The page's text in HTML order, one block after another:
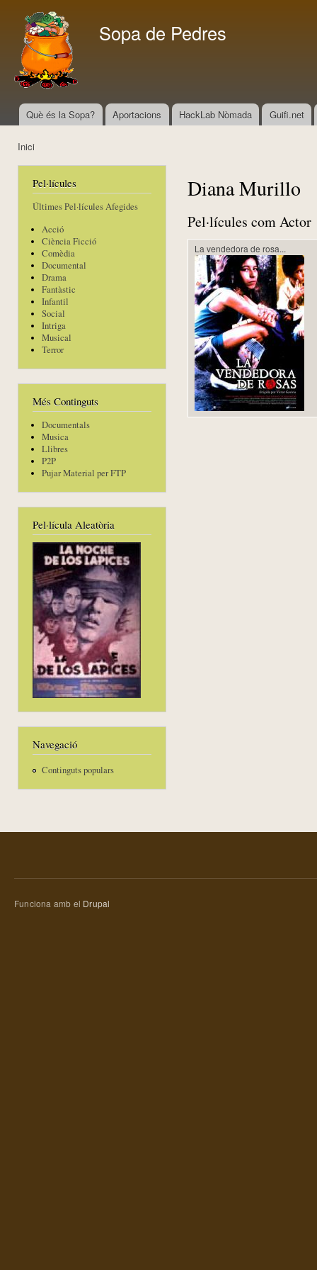
Sopa de Pedres
Menú principal
Què és la Sopa? Aportacions HackLab Nòmada Guifi.net
Inici
Pel·lícules
Últimes Pel·lícules Afegides
Acció
Ciència Ficció
Comèdia
Documental
Drama
Fantàstic
Infantil
Social
Intriga
Musical
Terror
Més Continguts
Documentals
Musica
Llibres
P2P
Pujar Material per FTP
Pel·lícula Aleatòria
Navegació
Continguts populars
Diana Murillo
Pel·lícules com Actor
La vendedora de rosa...
Funciona amb el Drupal